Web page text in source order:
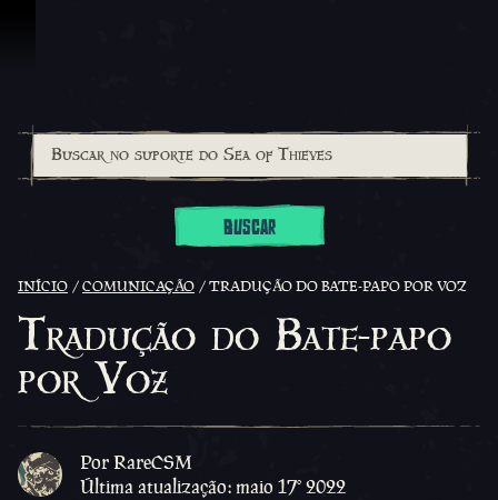
BUSCAR
INÍCIO COMUNICAÇÃO TRADUÇÃO DO BATE-PAPO POR VOZ
Tradução do Bate-papo
por Voz
Por RareCSM
Última atualização: maio 17º 2022